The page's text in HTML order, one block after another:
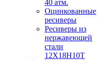
40 атм.
Оцинкованные
ресиверы
Ресиверы из
нержавеющей
стали
12Х18Н10Т